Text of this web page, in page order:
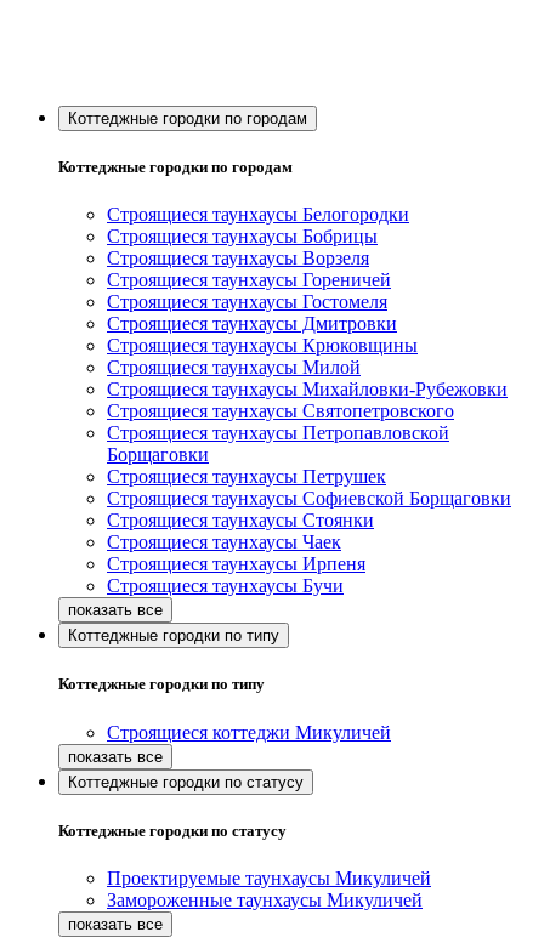
Коттеджные городки по городам
Коттеджные городки по городам
Строящиеся таунхаусы Белогородки
Строящиеся таунхаусы Бобрицы
Строящиеся таунхаусы Ворзеля
Строящиеся таунхаусы Гореничей
Строящиеся таунхаусы Гостомеля
Строящиеся таунхаусы Дмитровки
Строящиеся таунхаусы Крюковщины
Строящиеся таунхаусы Милой
Строящиеся таунхаусы Михайловки-Рубежовки
Строящиеся таунхаусы Святопетровского
Строящиеся таунхаусы Петропавловской
Борщаговки
Строящиеся таунхаусы Петрушек
Строящиеся таунхаусы Софиевской Борщаговки
Строящиеся таунхаусы Стоянки
Строящиеся таунхаусы Чаек
Строящиеся таунхаусы Ирпеня
Строящиеся таунхаусы Бучи
Коттеджные городки по типу
Коттеджные городки по типу
Строящиеся коттеджи Микуличей
Коттеджные городки по статусу
Коттеджные городки по статусу
Проектируемые таунхаусы Микуличей
Замороженные таунхаусы Микуличей